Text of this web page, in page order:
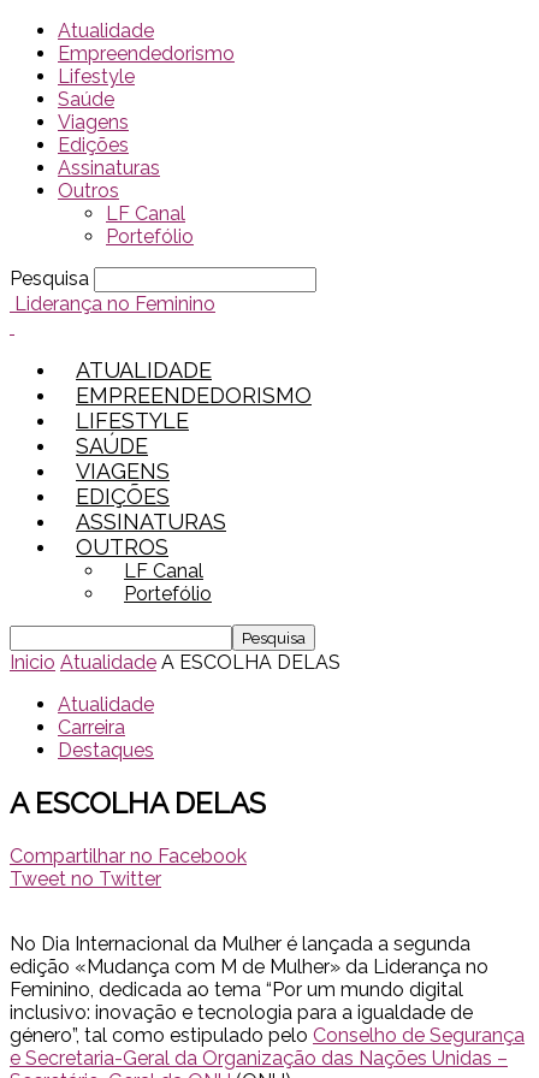
Atualidade
Empreendedorismo
Lifestyle
Saúde
Viagens
Edições
Assinaturas
Outros
LF Canal
Portefólio
Pesquisa
Liderança no Feminino
ATUALIDADE
EMPREENDEDORISMO
LIFESTYLE
SAÚDE
VIAGENS
EDIÇÕES
ASSINATURAS
OUTROS
LF Canal
Portefólio
Inicio Atualidade A ESCOLHA DELAS
Atualidade
Carreira
Destaques
A ESCOLHA DELAS
Compartilhar no Facebook
Tweet no Twitter
No Dia Internacional da Mulher é lançada a segunda
edição «Mudança com M de Mulher» da Liderança no
Feminino, dedicada ao tema “Por um mundo digital
inclusivo: inovação e tecnologia para a igualdade de
género”, tal como estipulado pelo Conselho de Segurança
e Secretaria-Geral da Organização das Nações Unidas –